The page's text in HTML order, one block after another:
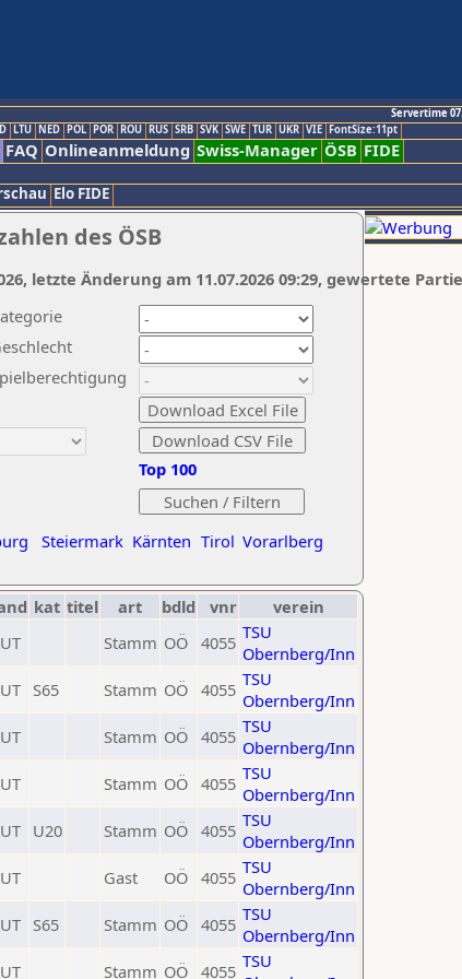
Servertime
LTU NED POL POR ROU RUS SRB SVK SWE TUR UKR VIE FontSize:11pt
FAQ Onlineanmeldung Swiss-Manager ÖSB FIDE
Elo FIDE
des ÖSB
Steiermark Kärnten Tirol Vorarlberg
Top 100
letzte Änderung am 11.07.2026 09:29, gewertete
kat titel art bdld vnr
verein
Stamm OÖ 4055 TSU
Obernberg/Inn
S65 Stamm OÖ 4055 TSU
Obernberg/Inn
Stamm OÖ 4055 TSU
Obernberg/Inn
Stamm OÖ 4055 TSU
Obernberg/Inn
U20 Stamm OÖ 4055 TSU
Obernberg/Inn
Gast OÖ 4055 TSU
Obernberg/Inn
S65 Stamm OÖ 4055 TSU
Obernberg/Inn
Stamm OÖ 4055 TSU